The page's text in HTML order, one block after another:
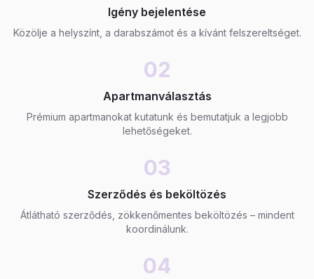
Igény bejelentése
Közölje a helyszínt, a darabszámot és a kívánt felszereltséget.
02
Apartmanválasztás
Prémium apartmanokat kutatunk és bemutatjuk a legjobb
lehetőségeket.
03
Szerződés és beköltözés
Átlátható szerződés, zökkenőmentes beköltözés – mindent
koordinálunk.
04